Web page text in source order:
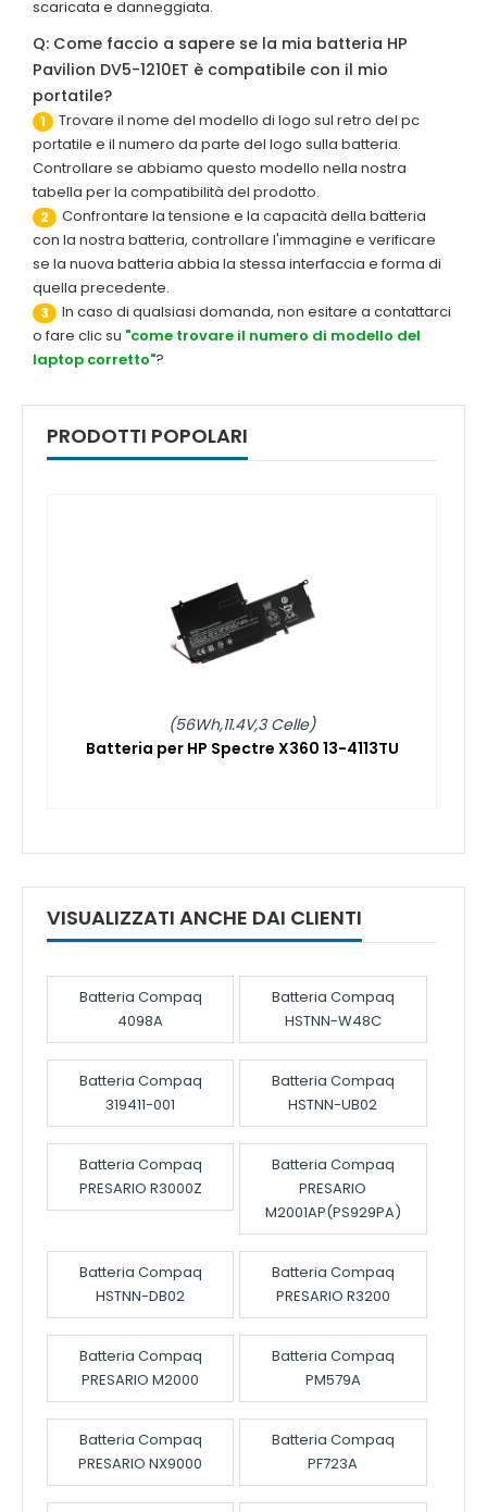
scaricata e danneggiata.
Q: Come faccio a sapere se la mia batteria HP
Pavilion DV5-1210ET è compatibile con il mio
portatile?
1
Trovare il nome del modello di logo sul retro del pc
portatile e il numero da parte del logo sulla batteria.
Controllare se abbiamo questo modello nella nostra
tabella per la compatibilità del prodotto.
2
Confrontare la tensione e la capacità della batteria
con la nostra batteria, controllare l'immagine e verificare
se la nuova batteria abbia la stessa interfaccia e forma di
quella precedente.
3
In caso di qualsiasi domanda, non esitare a contattarci
o fare clic su "come trovare il numero di modello del
laptop corretto"?
PRODOTTI POPOLARI
(56Wh,11.4V,3 Celle)
Batteria per HP Spectre X360 13-4113TU
VISUALIZZATI ANCHE DAI CLIENTI
Batteria Compaq
4098A
Batteria Compaq
HSTNN-W48C
Batteria Compaq
319411-001
Batteria Compaq
HSTNN-UB02
Batteria Compaq
PRESARIO R3000Z
Batteria Compaq
PRESARIO
M2001AP(PS929PA)
Batteria Compaq
HSTNN-DB02
Batteria Compaq
PRESARIO R3200
Batteria Compaq
PRESARIO M2000
Batteria Compaq
PM579A
Batteria Compaq
PRESARIO NX9000
Batteria Compaq
PF723A